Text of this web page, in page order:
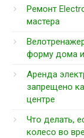
Ремонт
мастера
форму дома и
Аренда
запрещено
центре
Что делать,
колесо во